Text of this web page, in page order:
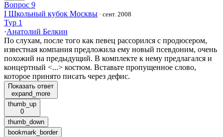
Вопрос 9
I Школьный кубок Москвы · сент. 2008
Тур 1
·Анатолий Белкин
По слухам, после того как певец рассорился с продюсером,
известная компания предложила ему новый псевдоним, очень
похожий на предыдущий. В комплекте к нему предлагался и
концертный <...> костюм. Вставьте пропущенное слово,
которое принято писать через дефис.
Показать ответ
expand_more
thumb_up
0
thumb_down
bookmark_border